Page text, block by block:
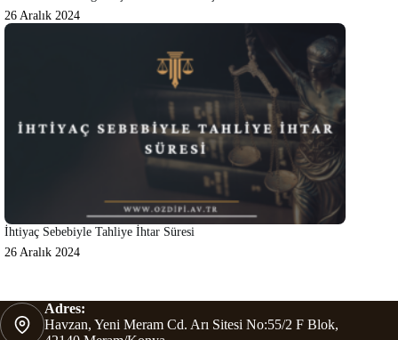
26 Aralık 2024
İhtiyaç Sebebiyle Tahliye İhtar Süresi
26 Aralık 2024
Adres:
Havzan, Yeni Meram Cd. Arı Sitesi No:55/2 F Blok,